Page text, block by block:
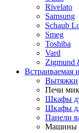
Rivelato
Samsung
Schaub
Smeg
Toshiba
Vard
Zigmund
Встраиваемая
Вытяжки
Печи
Шкафы
Шкафы
Панели
Машины